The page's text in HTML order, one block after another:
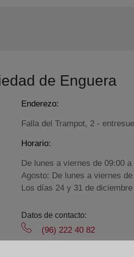
de Enguera
Enderezo:
Falla del Trampot, 2 -
Horario:
De lunes a viernes de 09:00
Agosto: De lunes a viernes
Los días 24 y 31 de
Datos de contacto:
(96) 222 40 82